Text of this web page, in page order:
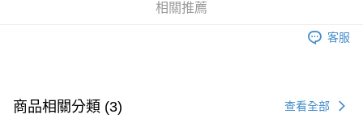
相關推薦
客服
商品相關分類 (3) 查看全部